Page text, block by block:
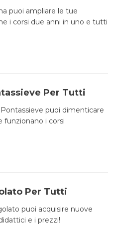
puoi ampliare le tue
i corsi due anni in uno e tutti
Per Tutti
puoi dimenticare
funzionano i corsi
Per Tutti
puoi acquisire nuove
e i prezzi!